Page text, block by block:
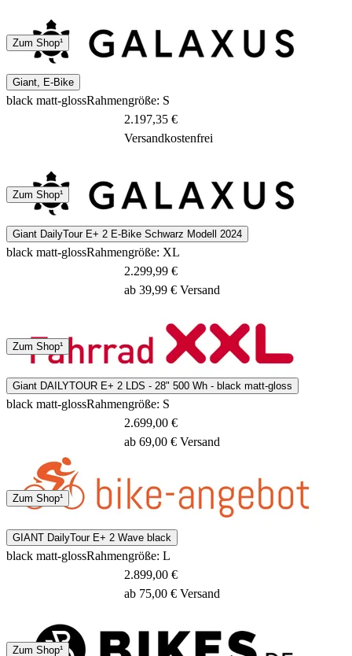
DHL
Sonstige
1 - 3 Tage
Zum Shop¹
Giant, E-Bike
black matt-glossRahmengröße: S
DHL
Sonstige
1 - 3 Tage
2.197,35 €
Versandkostenfrei
Zum Shop¹
Giant DailyTour E+ 2 E-Bike Schwarz Modell 2024
black matt-glossRahmengröße: XL
Spedition
3 - 5 Tage
2.299,99 €
ab 39,99 € Versand
Zum Shop¹
Giant DAILYTOUR E+ 2 LDS - 28" 500 Wh - black matt-gloss
black matt-glossRahmengröße: S
Spedition
3 - 5 Tage
2.699,00 €
ab 69,00 € Versand
Zum Shop¹
GIANT DailyTour E+ 2 Wave black
black matt-glossRahmengröße: L
4 - 7 Tage
2.899,00 €
ab 75,00 € Versand
Zum Shop¹